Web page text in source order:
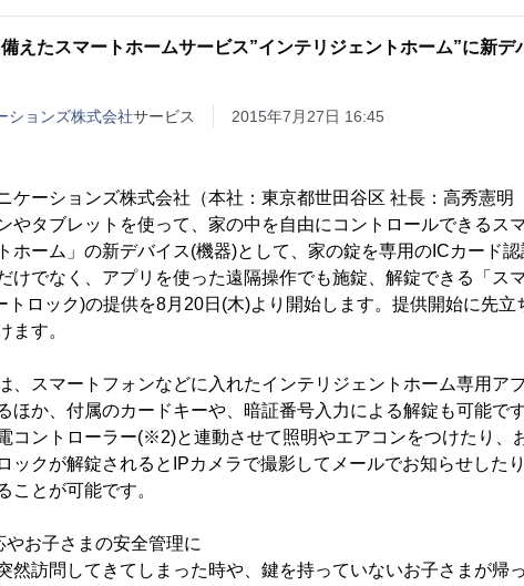
えたスマートホームサービス”インテリジェントホーム”に新デ
ションズ株式会社サービス 2015年7月27日 16:45
ケーションズ株式会社（本社：東京都世田谷区 社長：高秀憲明
やタブレットを使って、家の中を自由にコントロールできるス
ホーム」の新デバイス(機器)として、家の錠を専用のICカード
けでなく、アプリを使った遠隔操作でも施錠、解錠できる「ス
ロック)の提供を8月20日(木)より開始します。提供開始に先立
ます。
、スマートフォンなどに入れたインテリジェントホーム専用ア
ほか、付属のカードキーや、暗証番号入力による解錠も可能で
コントローラー(※2)と連動させて照明やエアコンをつけたり、
ックが解錠されるとIPカメラで撮影してメールでお知らせした
ことが可能です。
お子さまの安全管理に
然訪問してきてしまった時や、鍵を持っていないお子さまが帰